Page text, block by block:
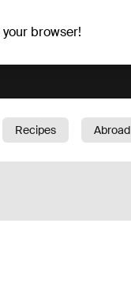
browser!
Recipes Abroad